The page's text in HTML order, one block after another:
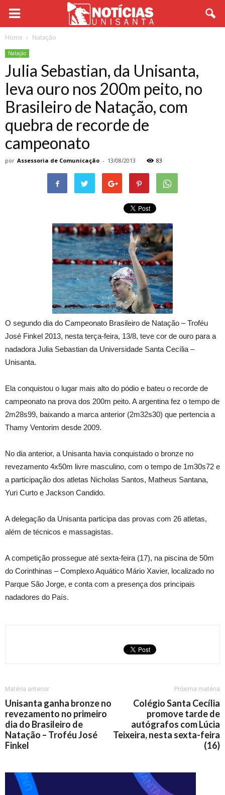
Home Natação
Natação
Julia Sebastian, da Unisanta,
leva ouro nos 200m peito, no
Brasileiro de Natação, com
quebra de recorde de
campeonato
por Assessoria de Comunicação - 13/08/2013 83
O segundo dia do Campeonato Brasileiro de Natação – Troféu
José Finkel 2013, nesta terça-feira, 13/8, teve cor de ouro para a
nadadora Julia Sebastian da Universidade Santa Cecília –
Unisanta.
Ela conquistou o lugar mais alto do pódio e bateu o recorde de
campeonato na prova dos 200m peito. A argentina fez o tempo de
2m28s99, baixando a marca anterior (2m32s30) que pertencia a
Thamy Ventorim desde 2009.
No dia anterior, a Unisanta havia conquistado o bronze no
revezamento 4x50m livre masculino, com o tempo de 1m30s72 e
a participação dos atletas Nicholas Santos, Matheus Santana,
Yuri Curto e Jackson Candido.
A delegação da Unisanta participa das provas com 26 atletas,
além de técnicos e massagistas.
A competição prossegue até sexta-feira (17), na piscina de 50m
do Corinthinas – Complexo Aquático Mário Xavier, localizado no
Parque São Jorge, e conta com a presença dos principais
nadadores do País.
Matéria anterior
Unisanta ganha bronze no
revezamento no primeiro
dia do Brasileiro de
Natação – Troféu José
Finkel
Próxima matéria
Colégio Santa Cecília
promove tarde de
autógrafos com Lúcia
Teixeira, nesta sexta-feira
(16)